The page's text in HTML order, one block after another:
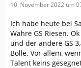
10. November 2022 um
Ich habe heute bei
Wahre GS Riesen.
und der andere GS
Bolle. Vor allem,
Talent keins